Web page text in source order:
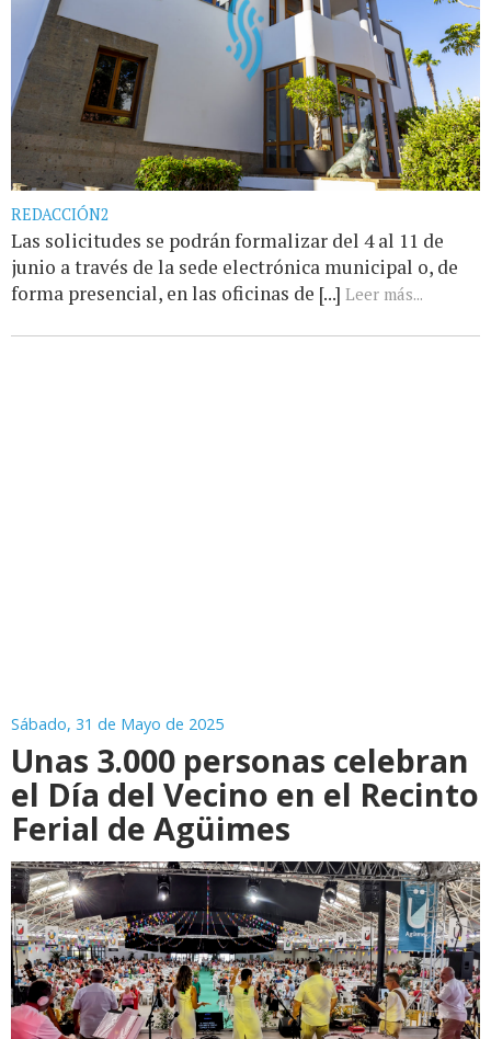
REDACCIÓN2
Las solicitudes se podrán formalizar del 4 al 11 de
junio a través de la sede electrónica municipal o, de
forma presencial, en las oficinas de [...] Leer más...
Sábado, 31 de Mayo de 2025
Unas 3.000 personas celebran
el Día del Vecino en el Recinto
Ferial de Agüimes